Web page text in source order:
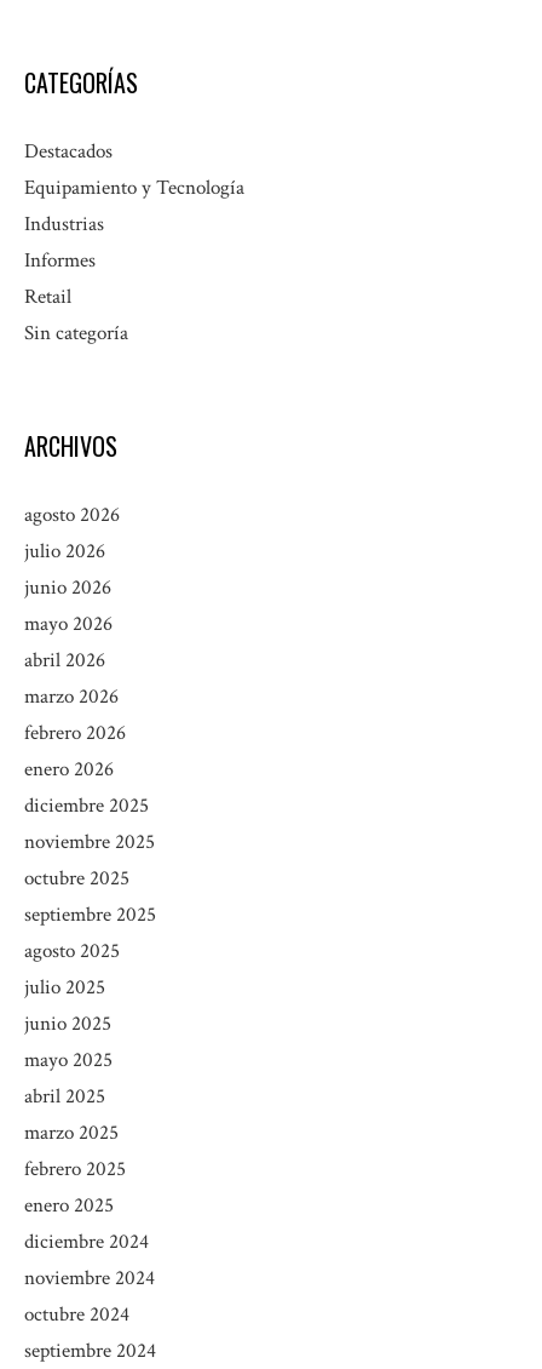
CATEGORÍAS
Destacados
Equipamiento y Tecnología
Industrias
Informes
Retail
Sin categoría
ARCHIVOS
agosto 2026
julio 2026
junio 2026
mayo 2026
abril 2026
marzo 2026
febrero 2026
enero 2026
diciembre 2025
noviembre 2025
octubre 2025
septiembre 2025
agosto 2025
julio 2025
junio 2025
mayo 2025
abril 2025
marzo 2025
febrero 2025
enero 2025
diciembre 2024
noviembre 2024
octubre 2024
septiembre 2024